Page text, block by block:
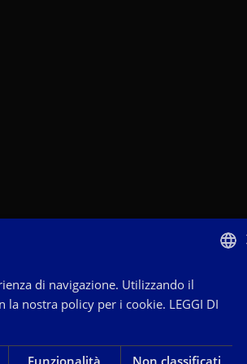
ENGLISH
di navigazione. Utilizzando il
la nostra policy per i cookie. LEGGI DI
Funzionalità Non classificati